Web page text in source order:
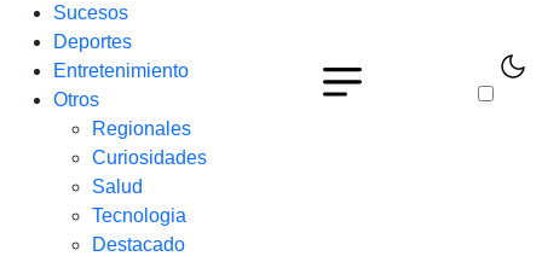
Sucesos
Deportes
Entretenimiento
Otros
Regionales
Curiosidades
Salud
Tecnologia
Destacado